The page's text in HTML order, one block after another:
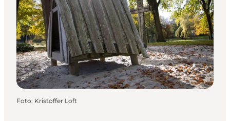
Foto: Kristoffer Loft